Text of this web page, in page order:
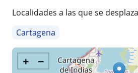
Localidades a las que se
Cartagena
+ −